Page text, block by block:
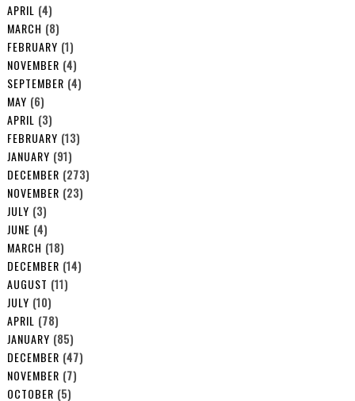
APRIL (4)
MARCH (8)
FEBRUARY (1)
NOVEMBER (4)
SEPTEMBER (4)
MAY (6)
APRIL (3)
FEBRUARY (13)
JANUARY (91)
DECEMBER (273)
NOVEMBER (23)
JULY (3)
JUNE (4)
MARCH (18)
DECEMBER (14)
AUGUST (11)
JULY (10)
APRIL (78)
JANUARY (85)
DECEMBER (47)
NOVEMBER (7)
OCTOBER (5)